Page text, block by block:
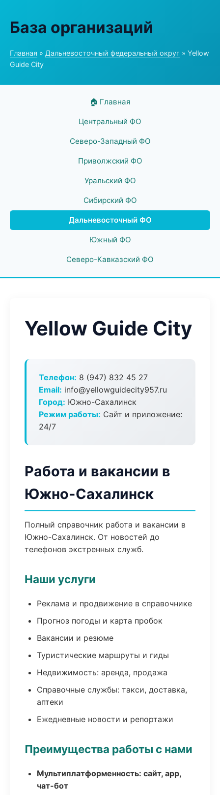
База организаций
Главная » Дальневосточный федеральный округ » Yellow
Guide City
🏠 Главная
Центральный ФО
Северо-Западный ФО
Приволжский ФО
Уральский ФО
Сибирский ФО
Дальневосточный ФО
Южный ФО
Северо-Кавказский ФО
Yellow Guide City
Телефон: 8 (947) 832 45 27
Email: info@yellowguidecity957.ru
Город: Южно-Сахалинск
Режим работы: Сайт и приложение:
24/7
Работа и вакансии в
Южно-Сахалинск
Полный справочник работа и вакансии в
Южно-Сахалинск. От новостей до
телефонов экстренных служб.
Наши услуги
Реклама и продвижение в справочнике
Прогноз погоды и карта пробок
Вакансии и резюме
Туристические маршруты и гиды
Недвижимость: аренда, продажа
Справочные службы: такси, доставка,
аптеки
Ежедневные новости и репортажи
Преимущества работы с нами
Мультиплатформенность: сайт, app,
чат-бот